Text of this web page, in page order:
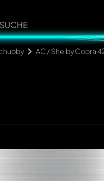
SUCHE
AC / Shelby Cobra